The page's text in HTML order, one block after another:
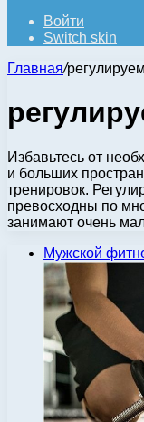
Войти
Switch skin
Главная/
Избавьтесь от
и больших
тренировок.
превосходны по
занимают очень
Мужской